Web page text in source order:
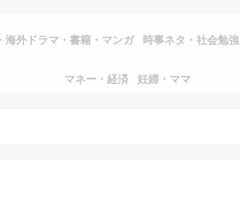
海外ドラマ・書籍・マンガ 時事ネタ・社会勉強
マネー・経済 妊婦・ママ